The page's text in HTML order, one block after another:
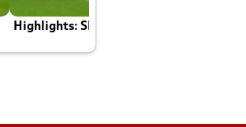
Highlights: Skotland - Danmark 4-2